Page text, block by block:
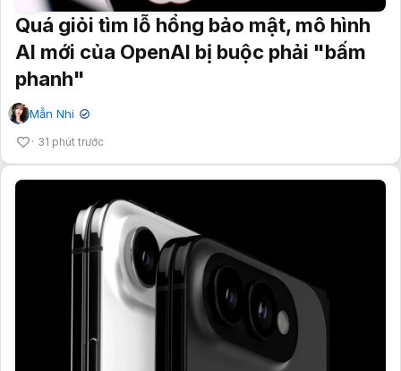
Quá giỏi tìm lỗ hổng bảo mật, mô hình
AI mới của OpenAI bị buộc phải "bấm
phanh"
Mẫn Nhi ✔
31 phút trước